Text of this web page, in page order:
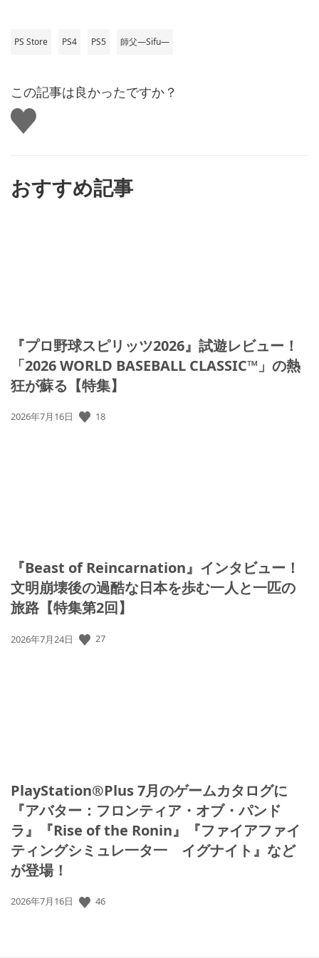
PS Store PS4 PS5 師父―Sifu―
この記事は良かったですか？
い
い
おすすめ記事
『プロ野球スピリッツ2026』試遊レビュー！
「2026 WORLD BASEBALL CLASSIC™」の熱
狂が蘇る【特集】
公
2026年7月16日 18
『Beast of Reincarnation』インタビュー！
文明崩壊後の過酷な日本を歩む一人と一匹の
旅路【特集第2回】
公
2026年7月24日 27
PlayStation®Plus 7月のゲームカタログに
『アバター：フロンティア・オブ・パンド
ラ』『Rise of the Ronin』『ファイアファイ
ティングシミュレ一タ一 イグナイト』など
が登場！
公
2026年7月16日 46